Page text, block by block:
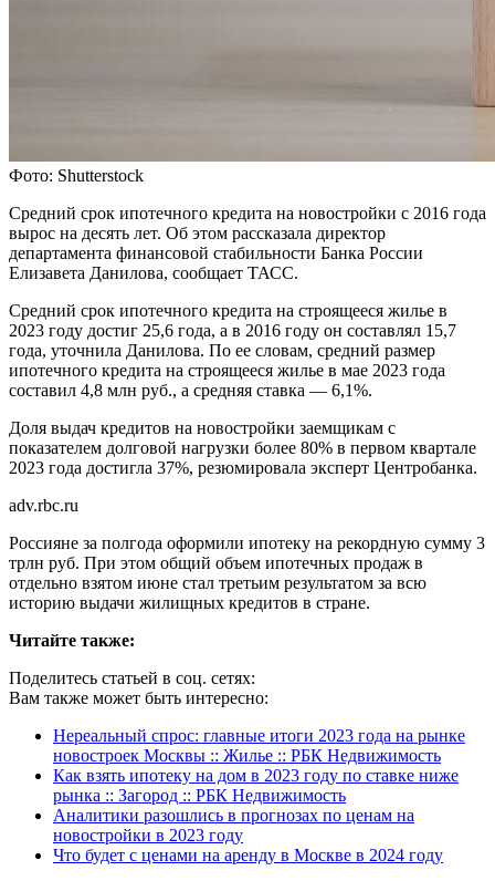
Фото: Shutterstock
Средний срок ипотечного кредита на новостройки с 2016 года
вырос на десять лет. Об этом рассказала директор
департамента финансовой стабильности Банка России
Елизавета Данилова, сообщает ТАСС.
Средний срок ипотечного кредита на строящееся жилье в
2023 году достиг 25,6 года, а в 2016 году он составлял 15,7
года, уточнила Данилова. По ее словам, средний размер
ипотечного кредита на строящееся жилье в мае 2023 года
составил 4,8 млн руб., а средняя ставка — 6,1%.
Доля выдач кредитов на новостройки заемщикам с
показателем долговой нагрузки более 80% в первом квартале
2023 года достигла 37%, резюмировала эксперт Центробанка.
adv.rbc.ru
Россияне за полгода оформили ипотеку на рекордную сумму 3
трлн руб. При этом общий объем ипотечных продаж в
отдельно взятом июне стал третьим результатом за всю
историю выдачи жилищных кредитов в стране.
Читайте также:
Поделитесь статьей в соц. сетях:
Вам также может быть интересно:
Нереальный спрос: главные итоги 2023 года на рынке
новостроек Москвы :: Жилье :: РБК Недвижимость
Как взять ипотеку на дом в 2023 году по ставке ниже
рынка :: Загород :: РБК Недвижимость
Аналитики разошлись в прогнозах по ценам на
новостройки в 2023 году
Что будет с ценами на аренду в Москве в 2024 году